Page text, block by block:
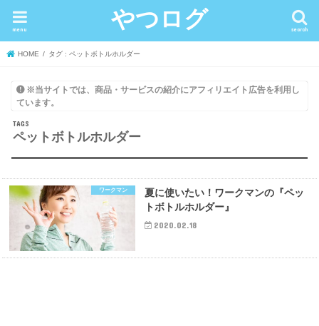
やつログ search
menu
HOME タグ : ペットボトルホルダー
※当サイトでは、商品・サービスの紹介にアフィリエイト広告を利用し
ています。
ペットボトルホルダー
ワークマン
夏に使いたい！ワークマンの『ペッ
トボトルホルダー』
2020.02.18